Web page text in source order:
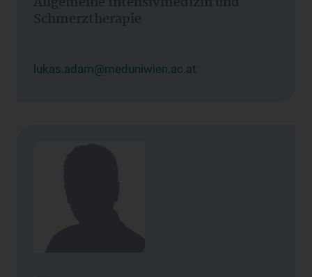
Schmerztherapie
lukas.adam@meduniwien.ac.at